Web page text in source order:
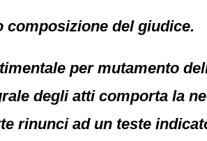
composizione del giudice.
per mutamento
degli atti comporta la
rinunci ad un teste